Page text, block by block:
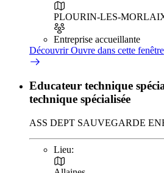
PLOURIN-LES-
Entreprise accueillante
DécouvrirOuvre dans cette fenêtre
Educateur technique
technique spécialisée
ASS DEPT SAUVEGARDE
Lieu: